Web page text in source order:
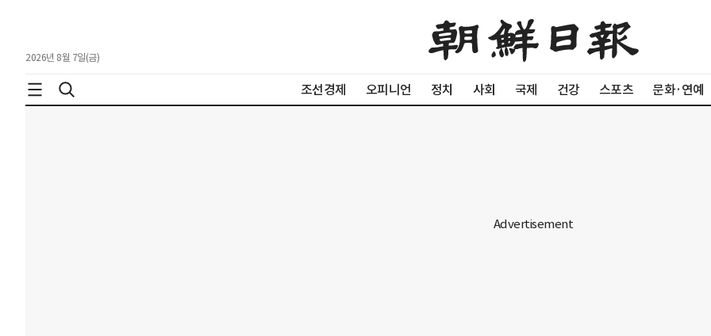
2026년 8월 7일(금)
조선경제 오피니언 정치 사회 국제 건강 스포츠 문화·연예